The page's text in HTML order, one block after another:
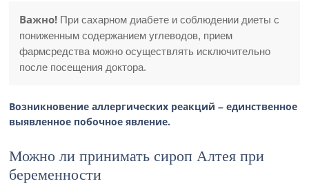
Важно! При сахарном диабете и соблюдении диеты с
пониженным содержанием углеводов, прием
фармсредства можно осуществлять исключительно
после посещения доктора.
Возникновение аллергических реакций – единственное
выявленное побочное явление.
Можно ли принимать сироп Алтея при
беременности